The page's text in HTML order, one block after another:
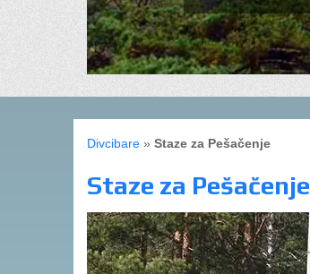
Divcibare » Staze za Pešačenje
Staze za Pešačenje